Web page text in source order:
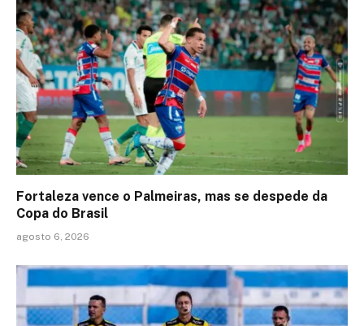
Fortaleza vence o Palmeiras, mas se despede da
Copa do Brasil
agosto 6, 2026